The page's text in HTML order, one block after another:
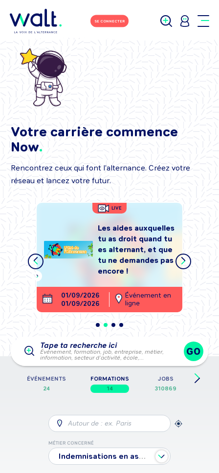
SE CONNECTER
Votre carrière commence
Now
Rencontrez ceux qui font l’alternance. Créez votre
réseau et lancez votre futur.
LIVE
Les aides auxquelles
tu as droit quand tu
es alternant, et que
tu ne demandes pas
encore !
01/09/2026
01/09/2026
Événement en
ligne
Tape ta recherche ici
Événement, formation, job, entreprise, métier,
information, secteur d’activité, école,…
GO
ÉVÉNEMENTS
24
FORMATIONS
14
JOBS
310869
Autour de : ex. Paris
MÉTIER CONCERNÉ
Indemnisations en assurances